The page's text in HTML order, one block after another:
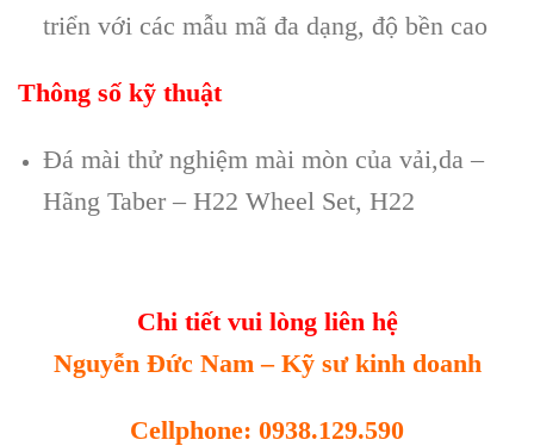
triển với các mẫu mã đa dạng, độ bền cao
Thông số kỹ thuật
Đá mài thử nghiệm mài mòn của vải,da –
Hãng Taber – H22 Wheel Set, H22
Chi tiết vui lòng liên hệ
Nguyễn Đức Nam – Kỹ sư kinh doanh
Cellphone: 0938.129.590